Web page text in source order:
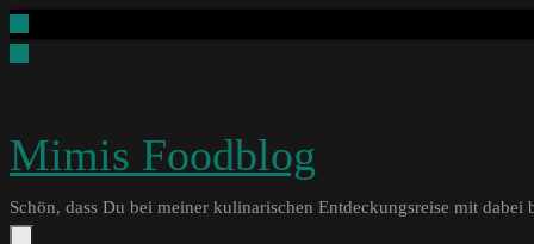
Mimis Foodblog
Schön, dass Du bei meiner kulinarischen Entdeckungsreise mit dabei